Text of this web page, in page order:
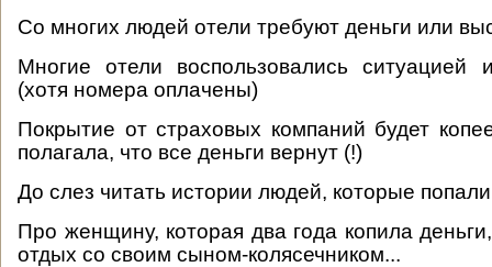
Со многих людей отели требуют деньги или
Многие отели воспользовались ситуацией
(хотя номера оплачены)
Покрытие от страховых компаний будет
полагала, что все деньги вернут (!)
До слез читать истории людей, которые попали
Про женщину, которая два года копила
отдых со своим сыном-колясечником...